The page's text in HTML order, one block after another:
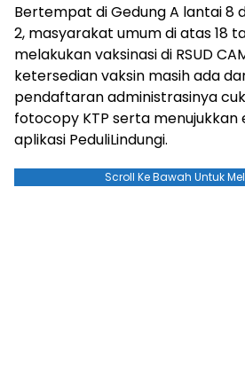
Bertempat di Gedung A lantai 8
2, masyarakat umum di atas 18
melakukan vaksinasi di RSUD
ketersedian vaksin masih ada
pendaftaran administrasinya
fotocopy KTP serta
aplikasi PeduliLindungi.
Scroll Ke Bawah Untuk